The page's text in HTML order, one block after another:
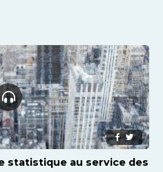
statistique au service des